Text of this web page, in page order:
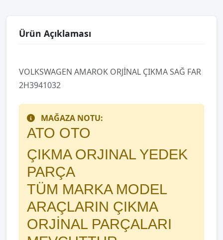
Ürün Açıklaması
VOLKSWAGEN AMAROK ORJİNAL ÇIKMA SAĞ FAR
2H3941032
MAĞAZA NOTU:
ATO OTO
ÇIKMA ORJINAL YEDEK
PARÇA
TÜM MARKA MODEL
ARAÇLARIN ÇIKMA
ORJİNAL PARÇALARI